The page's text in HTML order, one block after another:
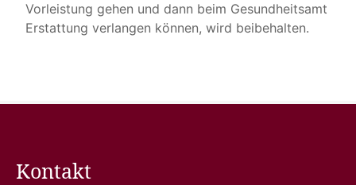
Vorleistung gehen und dann beim Gesundheitsamt
Erstattung verlangen können, wird beibehalten.
Kontakt